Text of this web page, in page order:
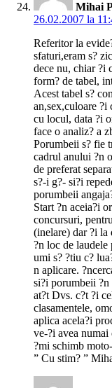
Mihai
26.02.2007 la
Referitor la
sfaturi,eram s?
dece nu, chiar ?i
form? de tabel,
Acest tabel s?
an,sex,culoare ?i
cu locul, data ?i
face o analiz? a
Porumbeii s? fie
cadrul anului ?n
de preferat
s?-i g?- si?i
porumbeii
Start ?n aceia?i
concursuri,
(inelare) dar ?i la
?n loc de
umi s? ?tiu c?
n aplicare.
si?i porumbeii ?n
at?t Dvs. c?t ?i
clasamentele,
aplica acela?i
ve-?i avea numai
?mi schimb
” Cu stim? ”